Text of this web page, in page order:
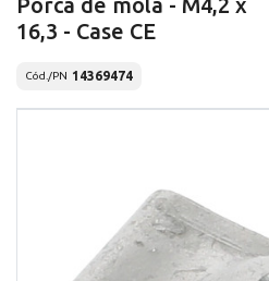
16,3 - Case CE
Cód./PN 14369474